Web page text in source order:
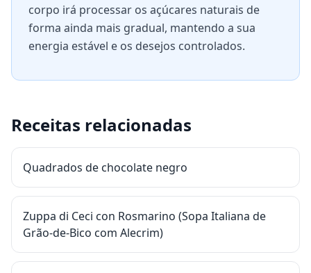
corpo irá processar os açúcares naturais de
forma ainda mais gradual, mantendo a sua
energia estável e os desejos controlados.
Receitas relacionadas
Quadrados de chocolate negro
Zuppa di Ceci con Rosmarino (Sopa Italiana de
Grão-de-Bico com Alecrim)